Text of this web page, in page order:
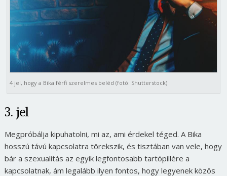
4 jel, hogy a Bika férfi szerelmes beléd (fotó: Shutterstock)
3. jel
Megpróbálja kipuhatolni, mi az, ami érdekel téged. A Bika
hosszú távú kapcsolatra törekszik, és tisztában van vele, hogy
bár a szexualitás az egyik legfontosabb tartópillére a
kapcsolatnak, ám legalább ilyen fontos, hogy legyenek közös